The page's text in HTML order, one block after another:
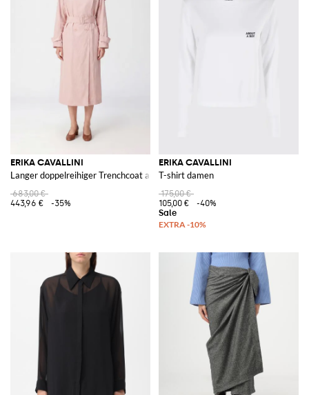
ERIKA CAVALLINI
Langer doppelreihiger Trenchcoat aus technischem Gewebe mit Gürtel
683,00 €
443,96 €
-35%
ERIKA CAVALLINI
T-shirt damen
175,00 €
105,00 €
-40%